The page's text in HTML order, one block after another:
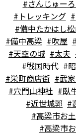
さんじゅー
トレッキング
備中たかはし
備中高梁
吹屋
天空の城
太夫
戦国時代
栄町商店街
武
穴門山神社
臥
近世城郭
高梁市お
高梁市